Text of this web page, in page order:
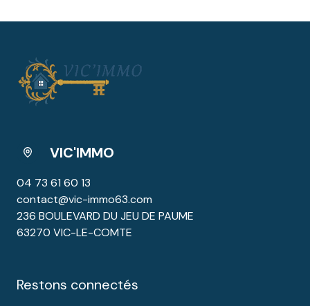
VIC'IMMO
04 73 61 60 13
contact@vic-immo63.com
236 BOULEVARD DU JEU DE PAUME
63270 VIC-LE-COMTE
Restons connectés